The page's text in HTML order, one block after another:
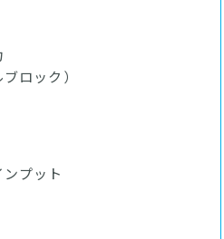
ロック）
プット